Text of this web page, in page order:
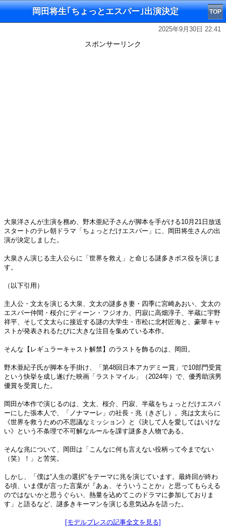
岡田将生｢ちょっとエスパー｣出演決定 TOP
2025年9月30日 22:41
スポンサーリンク
大泉洋さんが主演を務め、野木亜紀子さんが脚本を手がける10月21日放送
スタートのテレ朝ドラマ「ちょっとだけエスパー」に、岡田将生さんの出
演が決定しました。
大泉さん演じる主人公らに「世界を救え」と命じる謎多きボス役を演じま
す。
（以下引用）
主人公・文太を演じる大泉、文太の謎多き妻・四季に宮崎あおい、文太の
エスパー仲間・桜介にディーン・フジオカ、円寂に高畑淳子、半蔵に宇野
祥平、そして文太らに接近する謎の大学生・市松に北村匠海と、豪華キャ
ストが発表されるたびに大きな注目を集めている本作。
そんな【レギュラーキャスト解禁】のラストを飾るのは、岡田。
野木亜紀子氏が脚本を手掛け、「第48回日本アカデミー賞」で10部門受賞
という快挙を成し遂げた映画「ラストマイル」（2024年）で、優秀助演男
優賞を受賞した。
岡田が本作で演じるのは、文太、桜介、円寂、半蔵をちょっとだけエスパ
ーにした張本人で、「ノナマーレ」の社長・兆（きざし）。兆は文太らに
《世界を救うための不思議なミッション》と《決して人を愛してはいけな
い》という不条理で不可解なルールを課す謎多き人物である。
そんな兆について、岡田は「こんなに何も言えない役柄って今までない
（笑）！」と苦笑。
しかし、「僕は“人生の選択”をテーマに兆を演じています。最終回が終わ
る頃、いま僕が言った言葉が『あぁ、そういうことか』と思ってもらえる
のではないかと思うぐらい、熱量を込めてこのドラマに参加しておりま
す」と語るなど、謎多きキーマンを演じる意気込みを語った。
[モデルプレスの記事全文を見る]